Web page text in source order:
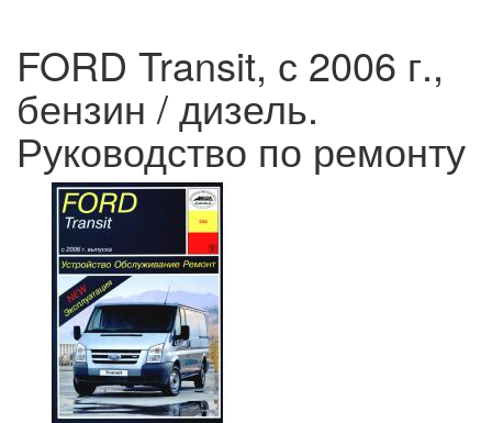
FORD Transit, с 2006 г.,
бензин / дизель.
Руководство по ремонту